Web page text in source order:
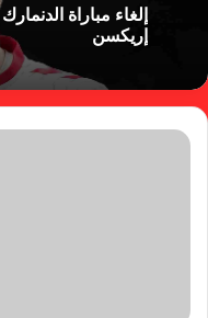
إلغاء مباراة
إريكسن